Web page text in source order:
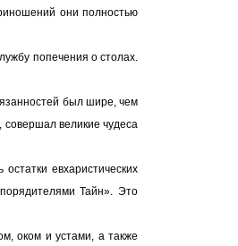
они полностью
попечения о столах.
был шире, чем
великие чудеса
евхаристических
Тайн». Это
оком и устами, а также